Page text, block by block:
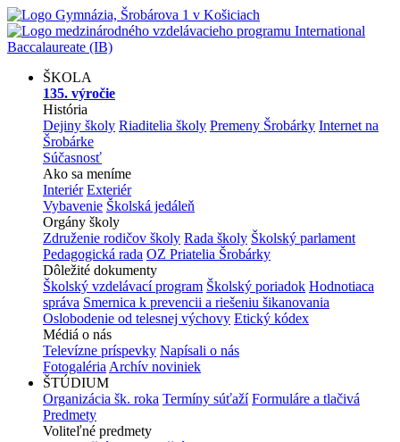
ŠKOLA
135. výročie
História
Dejiny školy Riaditelia školy Premeny Šrobárky Internet na
Šrobárke
Súčasnosť
Ako sa meníme
Interiér Exteriér
Vybavenie Školská jedáleň
Orgány školy
Združenie rodičov školy Rada školy Školský parlament
Pedagogická rada OZ Priatelia Šrobárky
Dôležité dokumenty
Školský vzdelávací program Školský poriadok Hodnotiaca
správa Smernica k prevencii a riešeniu šikanovania
Oslobodenie od telesnej výchovy Etický kódex
Médiá o nás
Televízne príspevky Napísali o nás
Fotogaléria Archív noviniek
ŠTÚDIUM
Organizácia šk. roka Termíny súťaží Formuláre a tlačivá
Predmety
Voliteľné predmety